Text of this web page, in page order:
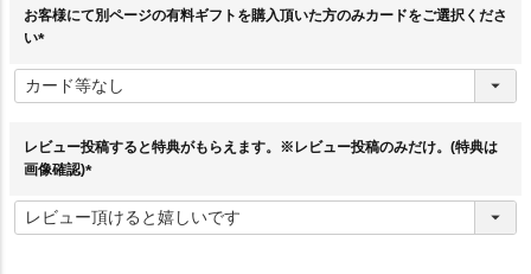
お客様にて別ページの有料ギフトを購入頂いた方のみカードをご選択くださ
い
必
須
レビュー投稿すると特典がもらえます。※レビュー投稿のみだけ。(特典は
画像確認)
必
須